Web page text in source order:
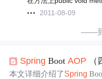
2011-08-09
——
Spring BootAOP （
本文详细介绍了Spring